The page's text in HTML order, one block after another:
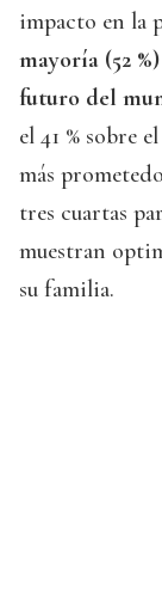
impacto en la
mayoría (52
futuro del
el 41 % sobre
más
tres cuartas
muestran
su familia.